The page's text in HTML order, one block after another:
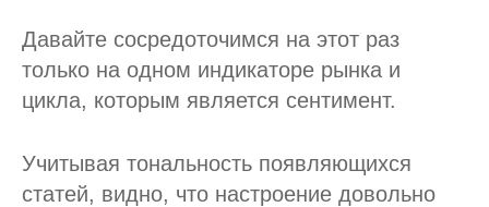
Давайте сосредоточимся на этот раз
только на одном индикаторе рынка и
цикла, которым является сентимент.
Учитывая тональность появляющихся
статей, видно, что настроение довольно